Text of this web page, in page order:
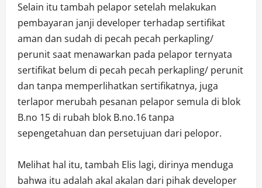
Selain itu tambah pelapor setelah melakukan
pembayaran janji developer terhadap sertifikat
aman dan sudah di pecah pecah perkapling/
perunit saat menawarkan pada pelapor ternyata
sertifikat belum di pecah pecah perkapling/ perunit
dan tanpa memperlihatkan sertifikatnya, juga
terlapor merubah pesanan pelapor semula di blok
B.no 15 di rubah blok B.no.16 tanpa
sepengetahuan dan persetujuan dari pelopor.
Melihat hal itu, tambah Elis lagi, dirinya menduga
bahwa itu adalah akal akalan dari pihak developer